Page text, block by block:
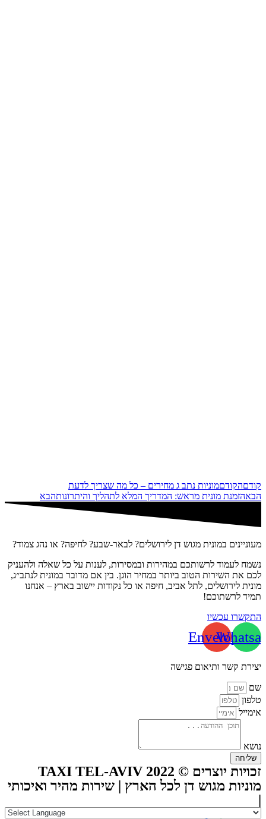
קודםהקודםמוניות נתב ג מחירים – כל מה שצריך לדעת
הבאהזמנת מונית מראש: המדריך המלא לתהליך והיתרונותהבא
מעוניינים במונית מגוש דן לירושלים? לבאר-שבע? לחיפה? או נהג צמוד?
נשמח לעמוד לרשותכם במהירות ובמסירות, לענות על כל שאלה ולהעניק
לכם את השירות הטוב ביותר במחיר הוגן. בין אם מדובר במונית לנתב״ג,
מונית לירושלים, לתל אביב, חיפה או כל נקודות יישוב בארץ – אנחנו
תמיד לרשתוכם!
התקשרו עכשיו
Envelope
יצירת קשר ותיאום פגישה
שם
טלפון
אימייל
נושא
שליחה
מוניות מגוש דן לכל הארץ | שירות מהיר ואיכותי
|